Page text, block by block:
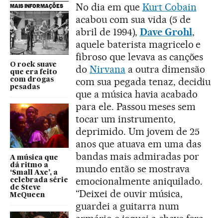
MAIS INFORMAÇÕES
O rock suave
que era feito
com drogas
pesadas
A música que
dá ritmo a
‘Small Axe’, a
celebrada série
de Steve
McQueen
No dia em que Kurt Cobain
acabou com sua vida (5 de
abril de 1994), Dave Grohl,
aquele baterista magricelo e
fibroso que levava as canções
do Nirvanaa outra dimensão
com sua pegada tenaz, decidiu
que a música havia acabado
para ele. Passou meses sem
tocar um instrumento,
deprimido. Um jovem de 25
anos que atuava em uma das
bandas mais admiradas por
mundo então se mostrava
emocionalmente aniquilado.
“Deixei de ouvir música,
guardei a guitarra num